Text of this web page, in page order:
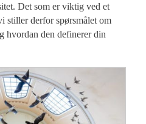
Det som er viktig ved et
stiller derfor spørsmålet om
hvordan den definerer din